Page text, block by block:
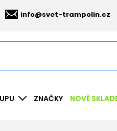
info@svet-trampolin.cz
ZNAČKY NOVĚ